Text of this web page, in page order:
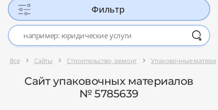
Фильтр
Все Сайты Строительство, ремонт Упаковочные
Сайт упаковочных материалов
№ 5785639